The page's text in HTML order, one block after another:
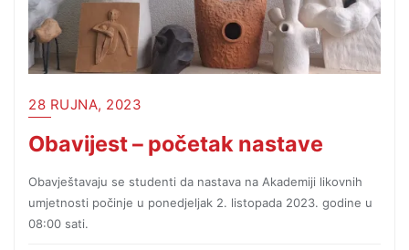
28 RUJNA, 2023
Obavijest – početak nastave
Obavještavaju se studenti da nastava na Akademiji likovnih
umjetnosti počinje u ponedjeljak 2. listopada 2023. godine u
08:00 sati.